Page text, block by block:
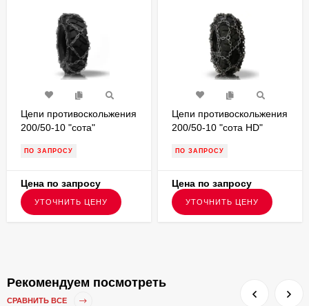
Цепи противоскольжения
200/50-10 "сота"
,применимость на шинах
погрузчиков
ПО ЗАПРОСУ
Цена по запросу
УТОЧНИТЬ ЦЕНУ
Цепи противоскольжения
200/50-10 "сота HD"
,применимость на шинах
погрузчиков
ПО ЗАПРОСУ
Цена по запросу
УТОЧНИТЬ ЦЕНУ
Рекомендуем посмотреть
СРАВНИТЬ ВСЕ